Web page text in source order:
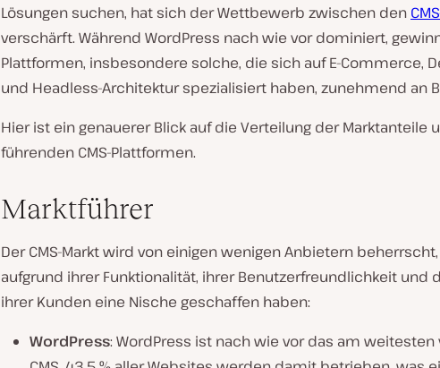
Lösungen suchen, hat sich der Wettbewerb zwischen den
verschärft. Während WordPress nach wie vor dominiert,
Plattformen, insbesondere solche, die sich auf E-Commerce,
und Headless-Architektur spezialisiert haben, zunehmend an
Hier ist ein genauerer Blick auf die Verteilung der Marktanteile
führenden CMS-Plattformen.
Marktführer
Der CMS-Markt wird von einigen wenigen Anbietern
aufgrund ihrer Funktionalität, ihrer Benutzerfreundlichkeit und
ihrer Kunden eine Nische geschaffen haben:
WordPress: WordPress ist nach wie vor das am